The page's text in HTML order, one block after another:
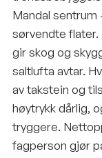
Mandal sentrum
sørvendte flater.
gir skog og
saltlufta avtar.
av takstein og
høytrykk dårlig,
tryggere.
fagperson gjør